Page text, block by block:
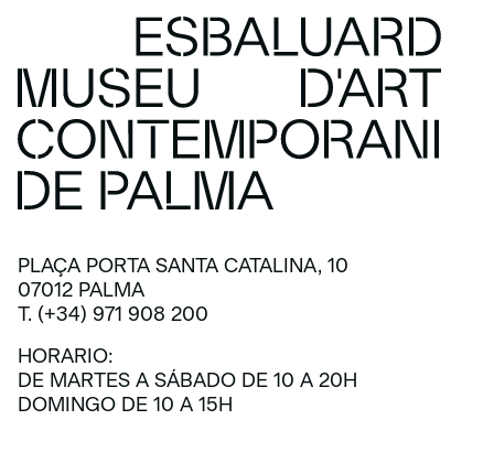
PLAÇA PORTA SANTA CATALINA, 10
07012 PALMA
T. (+34) 971 908 200
HORARIO:
DE MARTES A SÁBADO DE 10 A 20H
DOMINGO DE 10 A 15H